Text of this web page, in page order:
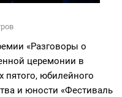
«Разговоры о
церемонии в
пятого, юбилейного
и юности «Фестиваль